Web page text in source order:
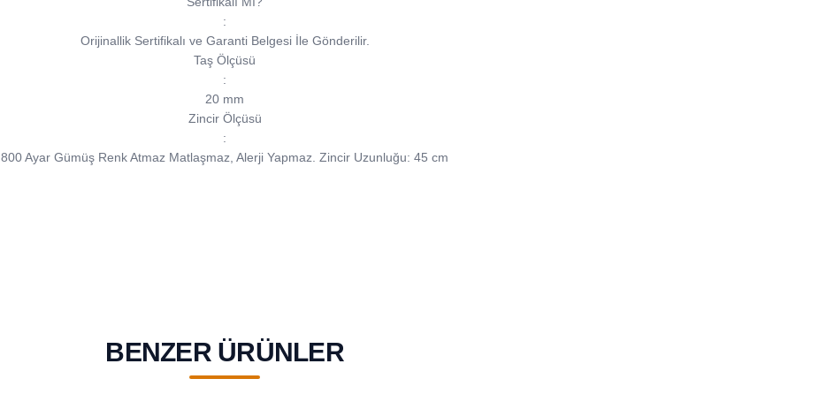
:
Orijinallik Sertifikalı ve Garanti Belgesi İle Gönderilir.
Taş Ölçüsü
:
20 mm
Zincir Ölçüsü
:
800 Ayar Gümüş Renk Atmaz Matlaşmaz, Alerji Yapmaz. Zincir Uzunluğu: 45 cm
BENZER ÜRÜNLER